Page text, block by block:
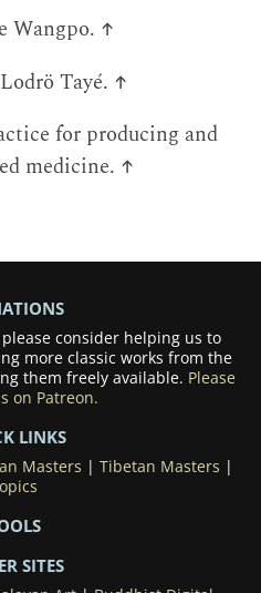
Wangpo. ↑
Tayé. ↑
for producing and
medicine. ↑
consider helping us to
more classic works from the
them freely available. Please
on Patreon.
LINKS
Masters | Tibetan Masters |
SITES